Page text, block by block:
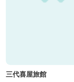
三代喜屋旅館